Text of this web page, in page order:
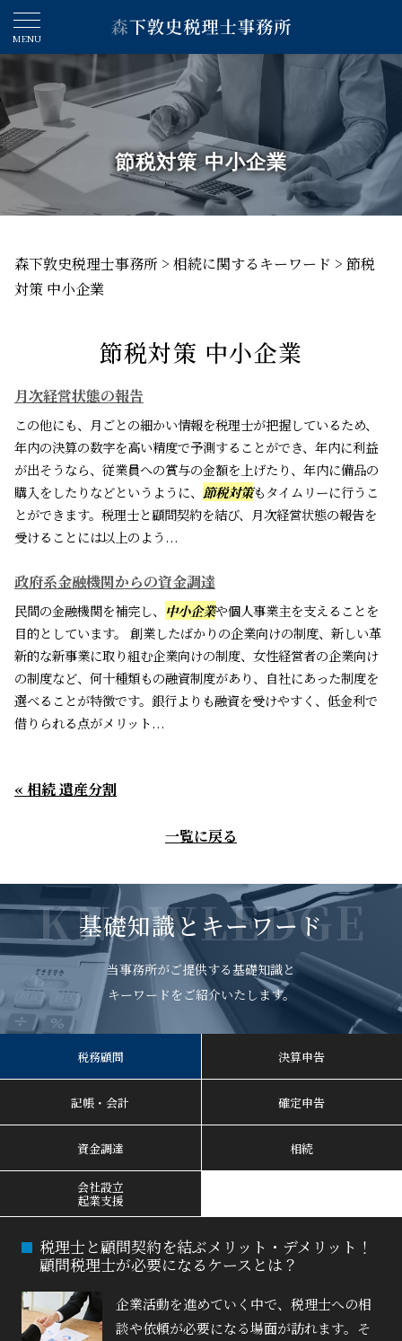
節税対策 中小企業
森下敦史税理士事務所 > 相続に関するキーワード > 節税
対策 中小企業
節税対策 中小企業
月次経営状態の報告
この他にも、月ごとの細かい情報を税理士が把握しているため、
年内の決算の数字を高い精度で予測することができ、年内に利益
が出そうなら、従業員への賞与の金額を上げたり、年内に備品の
購入をしたりなどというように、 節税対策もタイムリーに行うこ
とができます。税理士と顧問契約を結び、月次経営状態の報告を
受けることには以上のよう...
政府系金融機関からの資金調達
民間の金融機関を補完し、 中小企業や個人事業主を支えることを
目的としています。 創業したばかりの企業向けの制度、新しい革
新的な新事業に取り組む企業向けの制度、女性経営者の企業向け
の制度など、何十種類もの融資制度があり、自社にあった制度を
選べることが特徴です。銀行よりも融資を受けやすく、低金利で
借りられる点がメリット...
« 相続 遺産分割
一覧に戻る
KNOWLEDGE
基礎知識とキーワード
当事務所がご提供する基礎知識と
キーワードをご紹介いたします。
税務顧問 決算申告
記帳・会計 確定申告
資金調達 相続
会社設立
起業支援
税理士と顧問契約を結ぶメリット・デメリット！
顧問税理士が必要になるケースとは？
企業活動を進めていく中で、税理士への相
談や依頼が必要になる場面が訪れます。そ